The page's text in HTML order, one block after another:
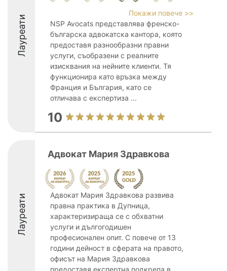
Лауреати
Покажи повече >>
NSP Avocats представлява френско-
българска адвокатска кантора, която
предоставя разнообразни правни
услуги, съобразени с реалните
изисквания на нейните клиенти. Тя
функционира като връзка между
Франция и България, като се
отличава с експертиза ...
10
Лауреати
Адвокат Мария Здравкова
Адвокат Мария Здравкова развива
правна практика в Дупница,
характеризираща се с обхватни
услуги и дългогодишен
професионален опит. С повече от 13
години дейност в сферата на правото,
офисът на Мария Здравкова
предоставя експертна подкрепа в ...